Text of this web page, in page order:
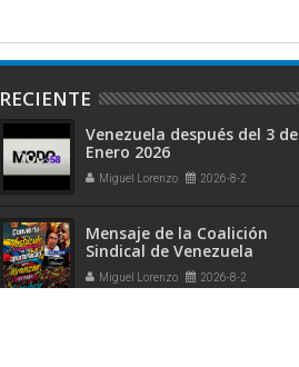
RECIENTE
Venezuela después del 3 de
Enero 2026
Miguel Lorenzo 2026-8-2
Mensaje de la Coalición
Sindical de Venezuela
Miguel Lorenzo 2026-8-2